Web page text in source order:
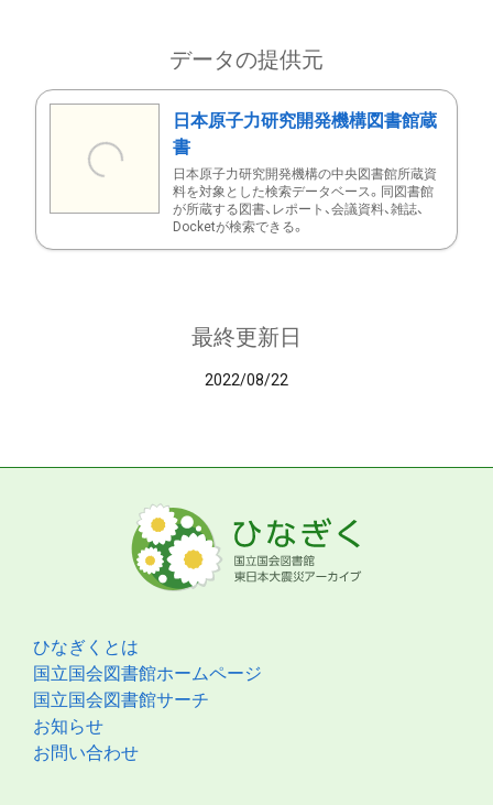
データの提供元
日本原子力研究開発機構図書館蔵
書
日本原子力研究開発機構の中央図書館所蔵資
料を対象とした検索データベース。同図書館
が所蔵する図書、レポート、会議資料、雑誌、
Docketが検索できる。
最終更新日
2022/08/22
ひなぎくとは
国立国会図書館ホームページ
国立国会図書館サーチ
お知らせ
お問い合わせ